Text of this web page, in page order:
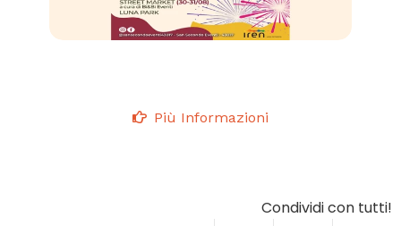
Più Informazioni
Condividi con tutti!